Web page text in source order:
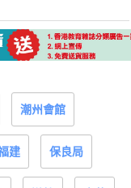
潮州會館
建 保良局